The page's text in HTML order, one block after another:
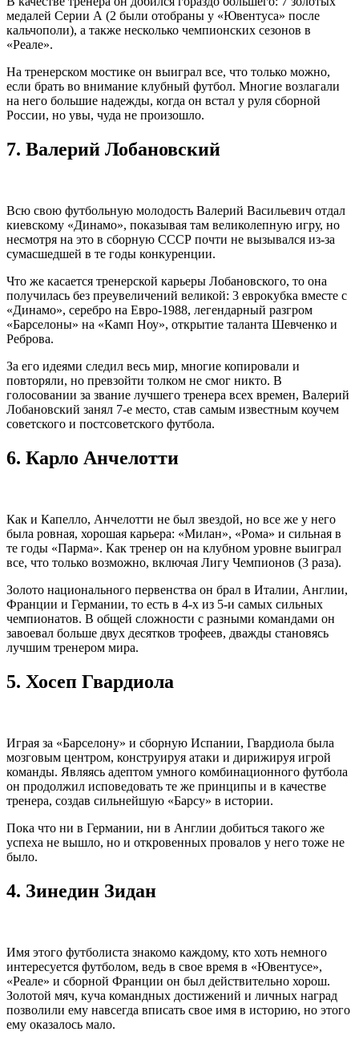
медалей Серии А (2 были отобраны у «Ювентуса» после
кальчополи), а также несколько чемпионских сезонов в
«Реале».
На тренерском мостике он выиграл все, что только можно,
если брать во внимание клубный футбол. Многие возлагали
на него большие надежды, когда он встал у руля сборной
России, но увы, чуда не произошло.
7. Валерий Лобановский
Всю свою футбольную молодость Валерий Васильевич отдал
киевскому «Динамо», показывая там великолепную игру, но
несмотря на это в сборную СССР почти не вызывался из-за
сумасшедшей в те годы конкуренции.
Что же касается тренерской карьеры Лобановского, то она
получилась без преувеличений великой: 3 еврокубка вместе с
«Динамо», серебро на Евро-1988, легендарный разгром
«Барселоны» на «Камп Ноу», открытие таланта Шевченко и
Реброва.
За его идеями следил весь мир, многие копировали и
повторяли, но превзойти толком не смог никто. В
голосовании за звание лучшего тренера всех времен, Валерий
Лобановский занял 7-е место, став самым известным коучем
советского и постсоветского футбола.
6. Карло Анчелотти
Как и Капелло, Анчелотти не был звездой, но все же у него
была ровная, хорошая карьера: «Милан», «Рома» и сильная в
те годы «Парма». Как тренер он на клубном уровне выиграл
все, что только возможно, включая Лигу Чемпионов (3 раза).
Золото национального первенства он брал в Италии, Англии,
Франции и Германии, то есть в 4-х из 5-и самых сильных
чемпионатов. В общей сложности с разными командами он
завоевал больше двух десятков трофеев, дважды становясь
лучшим тренером мира.
5. Хосеп Гвардиола
Играя за «Барселону» и сборную Испании, Гвардиола была
мозговым центром, конструируя атаки и дирижируя игрой
команды. Являясь адептом умного комбинационного футбола
он продолжил исповедовать те же принципы и в качестве
тренера, создав сильнейшую «Барсу» в истории.
Пока что ни в Германии, ни в Англии добиться такого же
успеха не вышло, но и откровенных провалов у него тоже не
было.
4. Зинедин Зидан
Имя этого футболиста знакомо каждому, кто хоть немного
интересуется футболом, ведь в свое время в «Ювентусе»,
«Реале» и сборной Франции он был действительно хорош.
Золотой мяч, куча командных достижений и личных наград
позволили ему навсегда вписать свое имя в историю, но этого
ему оказалось мало.